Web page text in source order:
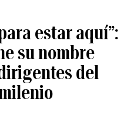
estar aquí”:
su nombre
del